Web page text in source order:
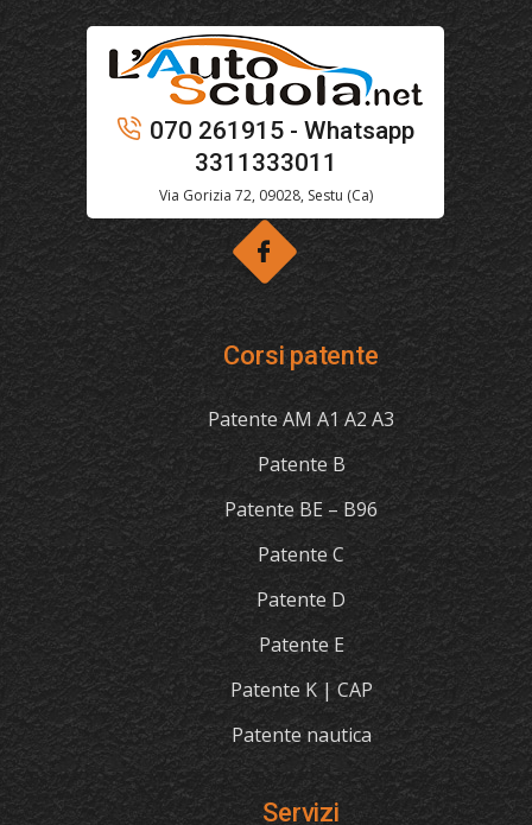
070 261915 - Whatsapp
3311333011
Via Gorizia 72, 09028, Sestu (Ca)
Corsi patente
Patente AM A1 A2 A3
Patente B
Patente BE – B96
Patente C
Patente D
Patente E
Patente K | CAP
Patente nautica
Servizi